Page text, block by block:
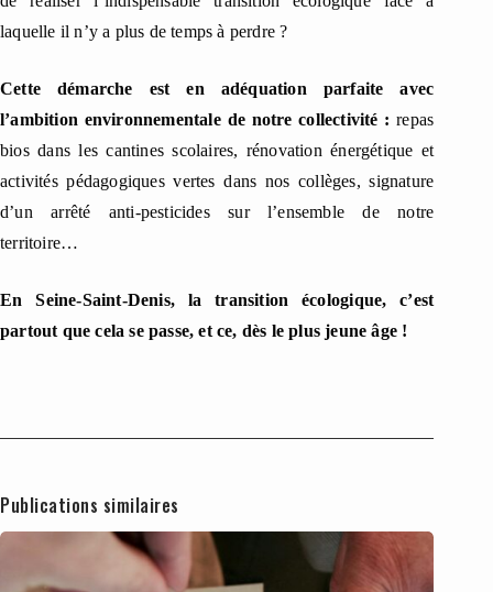
laquelle il n’y a plus de temps à perdre ?
Cette démarche est en adéquation parfaite avec
l’ambition environnementale de notre collectivité : repas
bios dans les cantines scolaires, rénovation énergétique et
activités pédagogiques vertes dans nos collèges, signature
d’un arrêté anti-pesticides sur l’ensemble de notre
territoire…
En Seine-Saint-Denis, la transition écologique, c’est
partout que cela se passe, et ce, dès le plus jeune âge !
Publications similaires